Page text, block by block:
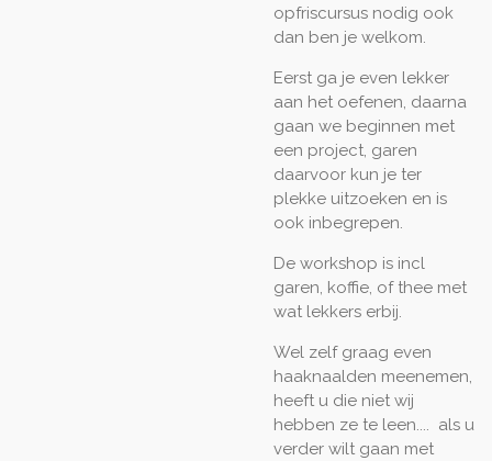
opfriscursus nodig ook
dan ben je welkom.
Eerst ga je even lekker
aan het oefenen, daarna
gaan we beginnen met
een project, garen
daarvoor kun je ter
plekke uitzoeken en is
ook inbegrepen.
De workshop is incl
garen, koffie, of thee met
wat lekkers erbij.
Wel zelf graag even
haaknaalden meenemen,
heeft u die niet wij
hebben ze te leen.... als u
verder wilt gaan met